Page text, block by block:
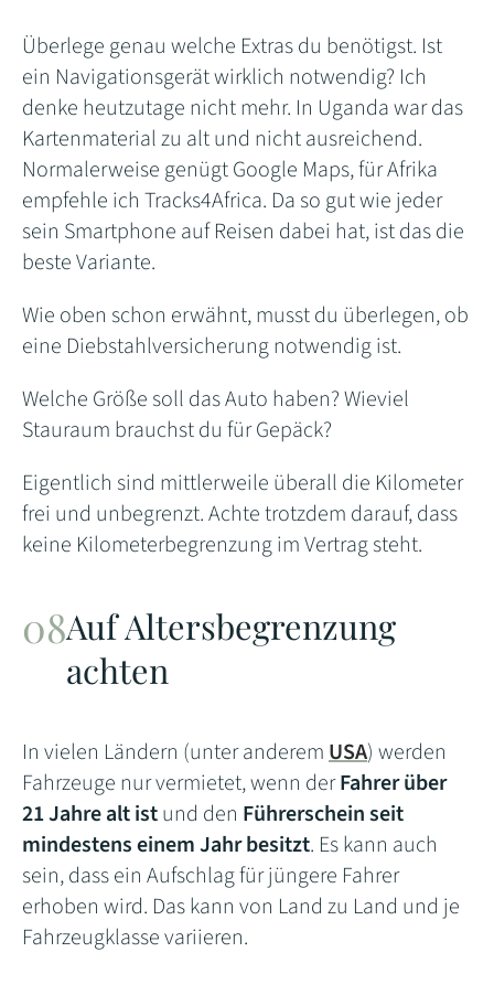
Überlege genau welche Extras du benötigst. Ist
ein Navigationsgerät wirklich notwendig? Ich
denke heutzutage nicht mehr. In Uganda war das
Kartenmaterial zu alt und nicht ausreichend.
Normalerweise genügt Google Maps, für Afrika
empfehle ich Tracks4Africa. Da so gut wie jeder
sein Smartphone auf Reisen dabei hat, ist das die
beste Variante.
Wie oben schon erwähnt, musst du überlegen, ob
eine Diebstahlversicherung notwendig ist.
Welche Größe soll das Auto haben? Wieviel
Stauraum brauchst du für Gepäck?
Eigentlich sind mittlerweile überall die Kilometer
frei und unbegrenzt. Achte trotzdem darauf, dass
keine Kilometerbegrenzung im Vertrag steht.
Auf Altersbegrenzung
achten
In vielen Ländern (unter anderemUSA) werden
Fahrzeuge nur vermietet, wenn derFahrer über
21 Jahre alt istund den Führerschein seit
mindestens einem Jahr besitzt. Es kann auch
sein, dass ein Aufschlag für jüngere Fahrer
erhoben wird. Das kann von Land zu Land und je
Fahrzeugklasse variieren.